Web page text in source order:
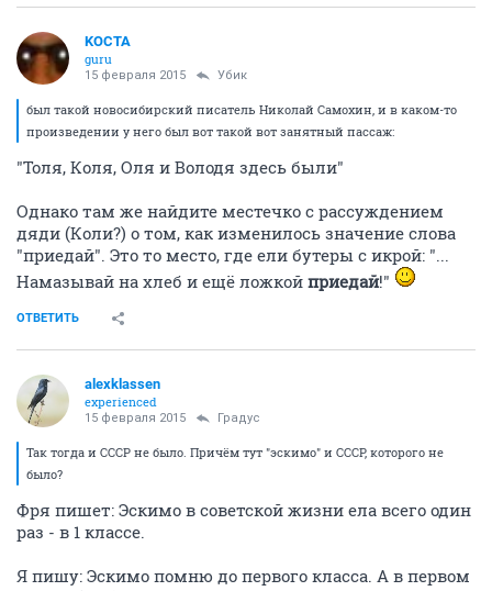
KOCTA
guru
15 февраля 2015 Убик
был такой новосибирский писатель Николай Самохин, и в каком-то
произведении у него был вот такой вот занятный пассаж:
"Толя, Коля, Оля и Володя здесь были"
Однако там же найдите местечко с рассуждением
дяди (Коли?) о том, как изменилось значение слова
"приедай". Это то место, где ели бутеры с икрой: "...
Намазывай на хлеб и ещё ложкой приедай!"
ОТВЕТИТЬ
alexklassen
experienced
15 февраля 2015 Градус
Так тогда и СССР не было. Причём тут "эскимо" и СССР, которого не
было?
Фря пишет: Эскимо в советской жизни ела всего один
раз - в 1 классе.
Я пишу: Эскимо помню до первого класса. А в первом